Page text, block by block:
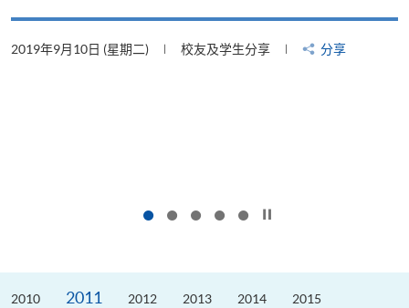
2019年9月10日 (星期二) 校友及学生分享 分享
2010 2011 2012 2013 2014
2015